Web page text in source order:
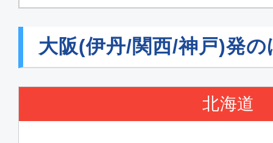
大阪(伊丹/関西/神戸)発
北海道